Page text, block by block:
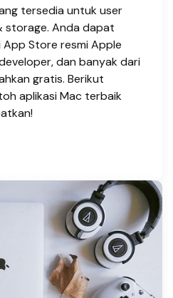
tersedia untuk user
storage. Anda dapat
Store resmi Apple
dan banyak dari
gratis. Berikut
aplikasi Mac terbaik